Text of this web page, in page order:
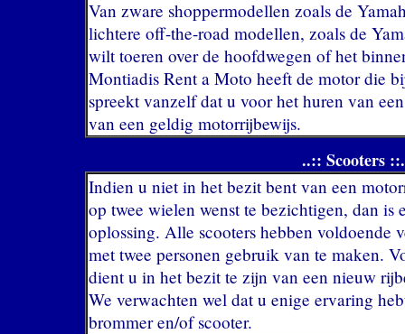
Van zware shoppermodellen zoals de
lichtere off-the-road modellen, zoals de
wilt toeren over de hoofdwegen of het
Montiadis Rent a Moto heeft de motor die
spreekt vanzelf dat u voor het huren van
van een geldig motorrijbewijs.
..:: Scooters
Indien u niet in het bezit bent van een
op twee wielen wenst te bezichtigen, dan is
oplossing. Alle scooters hebben voldoende
met twee personen gebruik van te maken.
dient u in het bezit te zijn van een nieuw
We verwachten wel dat u enige ervaring
brommer en/of scooter.